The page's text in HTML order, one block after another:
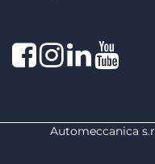
FacebookInstagram
linkedin
Automeccanica